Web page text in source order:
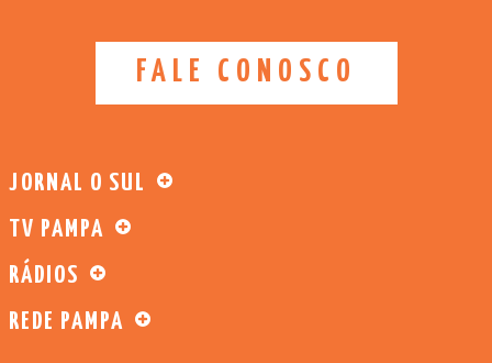
FALE CONOSCO
JORNAL O SUL
TV PAMPA
RÁDIOS
REDE PAMPA